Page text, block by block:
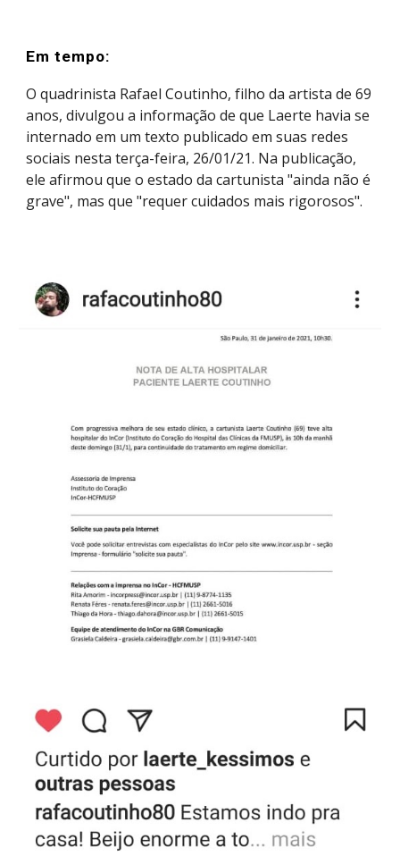
Em tempo:
O quadrinista Rafael Coutinho, filho da artista de 69
anos, divulgou a informação de que Laerte havia se
internado em um texto publicado em suas redes
sociais nesta terça-feira, 26/01/21. Na publicação,
ele afirmou que o estado da cartunista "ainda não é
grave", mas que "requer cuidados mais rigorosos".